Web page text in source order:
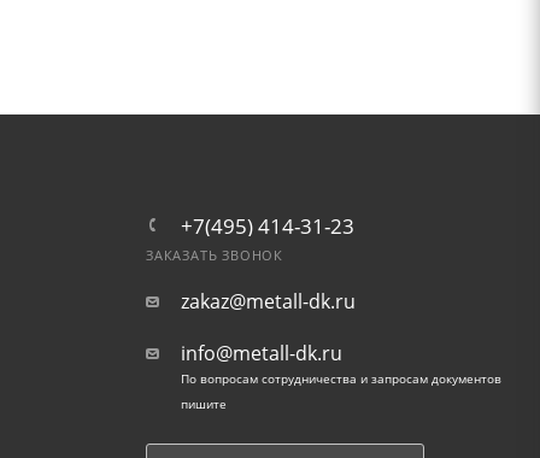
+7(495) 414-31-23
ЗАКАЗАТЬ ЗВОНОК
zakaz@metall-dk.ru
info@metall-dk.ru
По вопросам сотрудничества и запросам документов
пишите